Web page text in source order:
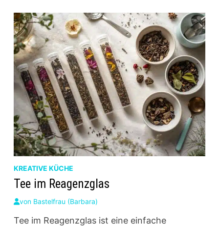
STATT
HAUSHALTSZUCKER
KREATIVE KÜCHE
Tee im Reagenzglas
von Bastelfrau (Barbara)
Tee im Reagenzglas ist eine einfache